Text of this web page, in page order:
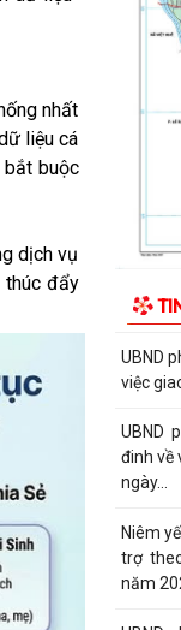
nhất
liệu cá
bắt buộc
dịch vụ
thúc đẩy
Tài tại...
THUẾ
DẪN
THAM
"TỔ
UBND
việc
UBND
đinh về
ngày...
Niêm
trợ
năm